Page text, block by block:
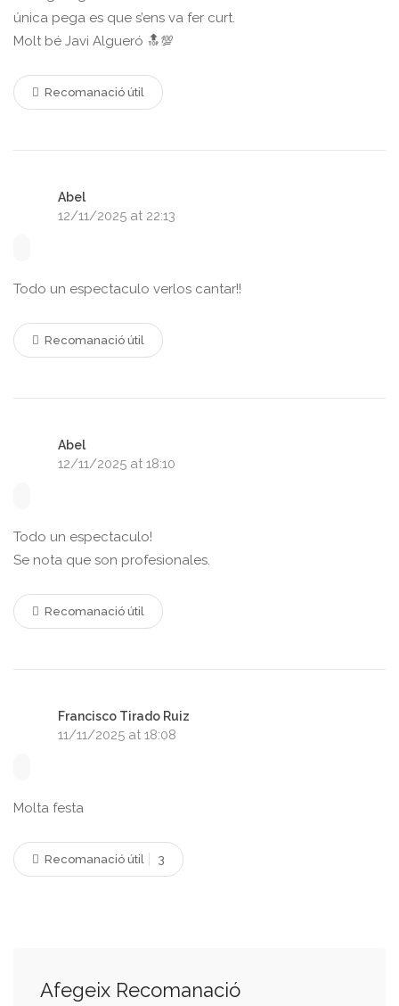
única pega es que s’ens va fer curt.
Molt bé Javi Algueró 🔝💯
Recomanació útil
Abel
12/11/2025 at 22:13
Todo un espectaculo verlos cantar!!
Recomanació útil
Abel
12/11/2025 at 18:10
Todo un espectaculo!
Se nota que son profesionales.
Recomanació útil
Francisco Tirado Ruiz
11/11/2025 at 18:08
Molta festa
Recomanació útil 3
Afegeix Recomanació